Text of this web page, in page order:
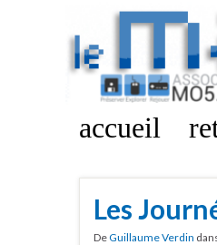
accueil
Les
DeGuillaume Verdin